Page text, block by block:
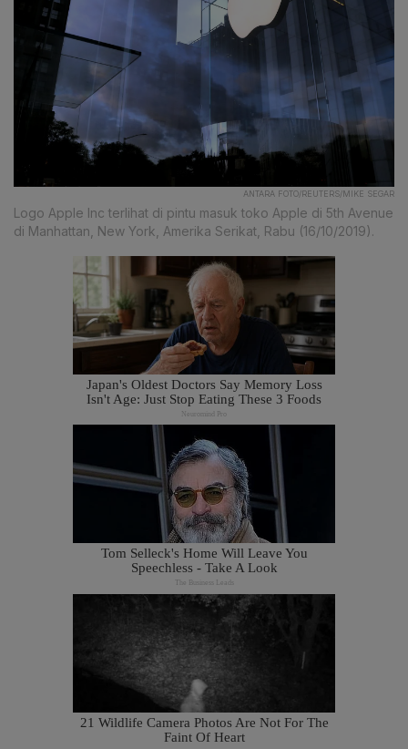
ANTARA FOTO/REUTERS/MIKE SEGAR
Logo Apple Inc terlihat di pintu masuk toko Apple di 5th Avenue
di Manhattan, New York, Amerika Serikat, Rabu (16/10/2019).